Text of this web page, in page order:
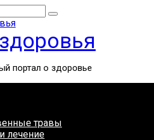
портал о здоровье
травы
лечение